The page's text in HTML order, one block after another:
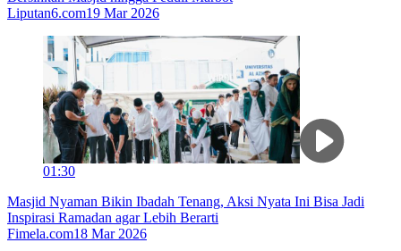
Liputan6.com19 Mar 2026
01:30
Masjid Nyaman Bikin Ibadah Tenang, Aksi Nyata Ini Bisa Jadi
Inspirasi Ramadan agar Lebih Berarti
Fimela.com18 Mar 2026